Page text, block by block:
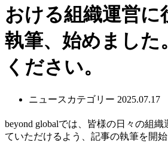
おける組織運営に
執筆、始めました
ください。
ニュースカテゴリー 2025.07.17
beyond globalでは、皆様の日々の組
ていただけるよう、記事の執筆を開始